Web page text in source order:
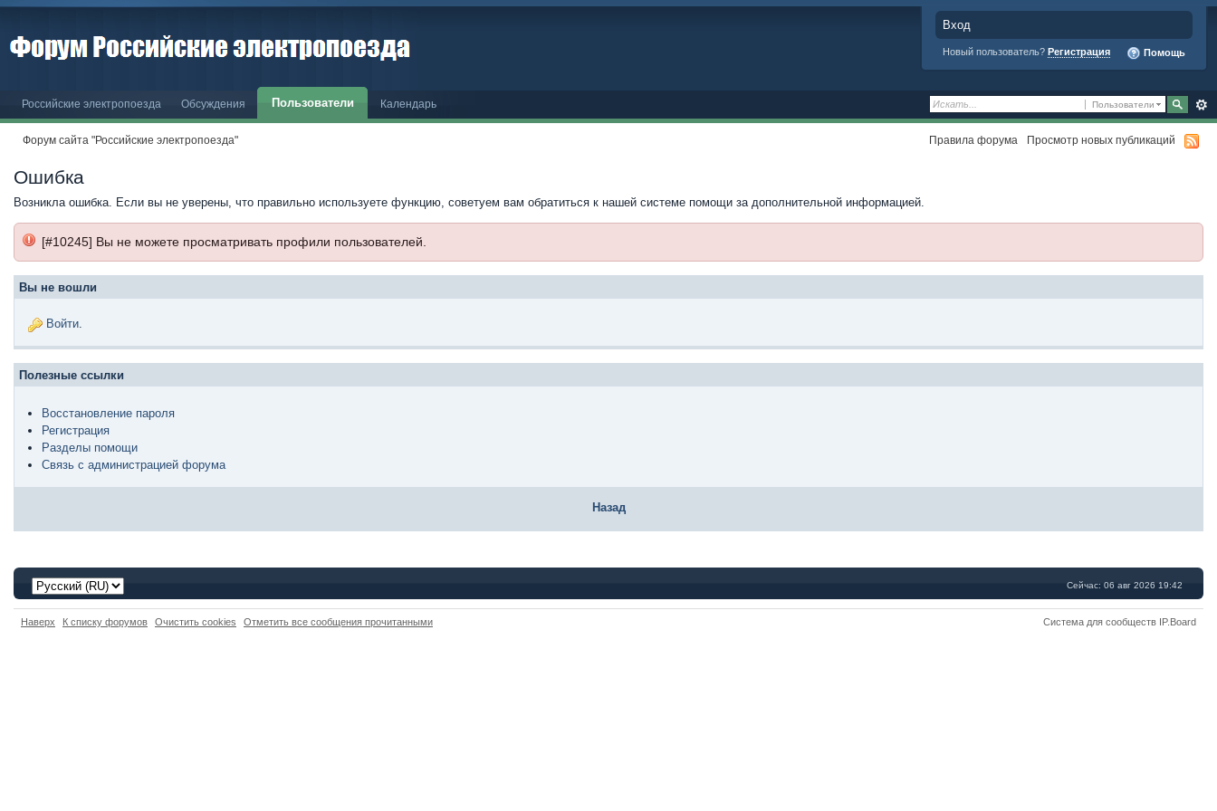
Вход
Новый пользователь? Регистрация Помощь
Пользователи
Российские электропоезда Обсуждения Пользователи Календарь
Форум сайта "Российские электропоезда" Правила форума Просмотр новых публикаций
Ошибка
Возникла ошибка. Если вы не уверены, что правильно используете функцию, советуем вам обратиться к нашей системе помощи за дополнительной информацией.
[#10245] Вы не можете просматривать профили пользователей.
Вы не вошли
Войти.
Полезные ссылки
Восстановление пароля
Регистрация
Разделы помощи
Связь с администрацией форума
Назад
Сейчас: 06 авг 2026 19:42
Наверх К списку форумов Очистить cookies Отметить все сообщения прочитанными Система для сообществ IP.Board